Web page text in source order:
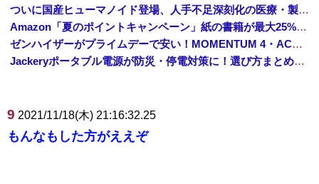
ついに国産ヒューマノイド登場、人手不足深刻化の医療・製造現場などでの活用想定！
Amazon「夏のポイントキャンペーン」紙の書籍が最大25%ポイント還元 対象と条件を整理（2026年7月）
ゼンハイザーがプライムデーで安い！MOMENTUM 4・ACCENTUMなど対象モデルまとめ！
Jackeryポータブル電源が防災・停電対策に！選び方まとめ【プライムデー最終日】
9 2021/11/18(木) 21:16:32.25
もんなもした方がええぞ